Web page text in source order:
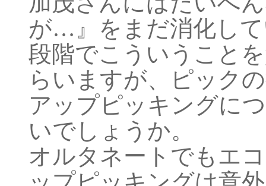
が…』をまだ消化し
段階でこういうこと
らいますが、ピック
アップピッキングに
いでしょうか。
オルタネートでもエ